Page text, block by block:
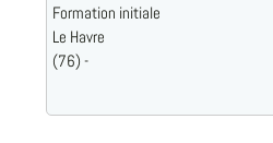
Formation initiale
Le Havre
(76) -